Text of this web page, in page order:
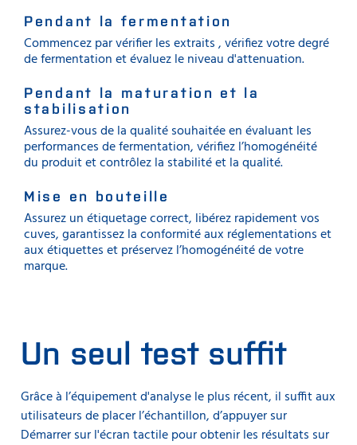
Pendant la fermentation
Commencez par vérifier les extraits , vérifiez votre degré
de fermentation et évaluez le niveau d'attenuation.
Pendant la maturation et la
stabilisation
Assurez-vous de la qualité souhaitée en évaluant les
performances de fermentation, vérifiez l’homogénéité
du produit et contrôlez la stabilité et la qualité.
Mise en bouteille
Assurez un étiquetage correct, libérez rapidement vos
cuves, garantissez la conformité aux réglementations et
aux étiquettes et préservez l’homogénéité de votre
marque.
Un seul test suffit
Grâce à l’équipement d'analyse le plus récent, il suffit aux
utilisateurs de placer l’échantillon, d’appuyer sur
Démarrer sur l'écran tactile pour obtenir les résultats sur